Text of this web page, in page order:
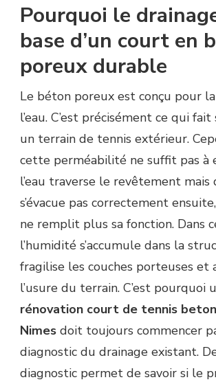
Pourquoi le
base d’un court en
poreux durable
Le béton poreux est conçu pour
l’eau. C’est précisément ce qui
un terrain de tennis extérieur.
cette perméabilité ne suffit pas à
l’eau traverse le revêtement mais
s’évacue pas correctement
ne remplit plus sa fonction. Dans
l’humidité s’accumule dans la
fragilise les couches porteuses et
l’usure du terrain. C’est pourquoi
rénovation court de tennis
Nimes doit toujours commencer
diagnostic du drainage existant.
diagnostic permet de savoir si le